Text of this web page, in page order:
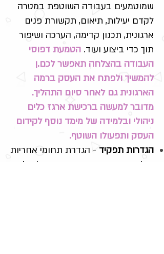
שמוטמעים בעבודה השוטפת במטרה
לקדם יעילות, תיאום, תקשורת פנים
ארגונית, תכנון קדימה, הערכה ושיפור
תוך כדי ביצוע ועוד. הטמעת דפוסי
העבודה בהצלחה תאפשר לכם.ן
להמשיך ולפתח את העסק ברמה
הארגונית גם לאחר סיום התהליך.
מדובר למעשה ברכישת ארגז כלים
ניהולי ובלמידה של מימד נוסף לקידום
העסק ותפעולו השוטף.
הגדרות תפקיד - הגדרת תחומי אחריות
וחלוקת עבודה נכונה, בהתאם ליכולות